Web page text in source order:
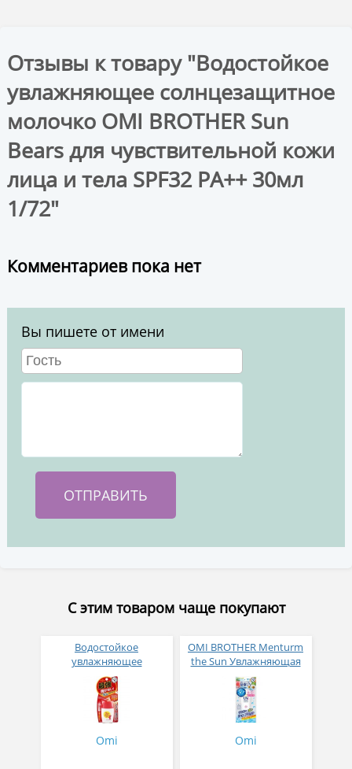
Отзывы к товару "Водостойкое
увлажняющее солнцезащитное
молочко OMI BROTHER Sun
Bears для чувствительной кожи
лица и тела SPF32 PA++ 30мл
1/72"
Комментариев пока нет
Вы пишете от имени
С этим товаром чаще покупают
Водостойкое
увлажняющее
солнцезащитное
молочко для лица и тела
OMI BROTHER Sun Bears
SPF50+ PA++++ 30г 1/72
Omi
OMI BROTHER Menturm
the Sun Увлажняющая
солнцезащитная
эссенция для лица и
тела, с семью
растительными
PA++++ 80 г
Omi